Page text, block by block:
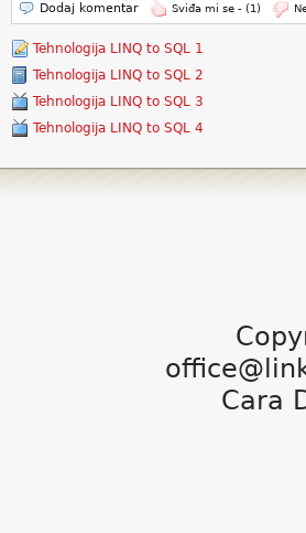
Dodaj komentar Sviđa mi se - (1)
Tehnologija LINQ to SQL 1
Tehnologija LINQ to SQL 2
Tehnologija LINQ to SQL 3
Tehnologija LINQ to SQL 4
Cara